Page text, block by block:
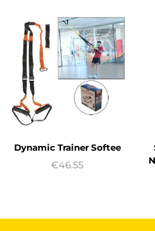
Dynamic Trainer Softee
€46.55